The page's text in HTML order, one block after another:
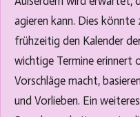
agieren kann. Dies könnte
frühzeitig den Kalender
wichtige Termine erinnert
Vorschläge macht,
und Vorlieben. Ein